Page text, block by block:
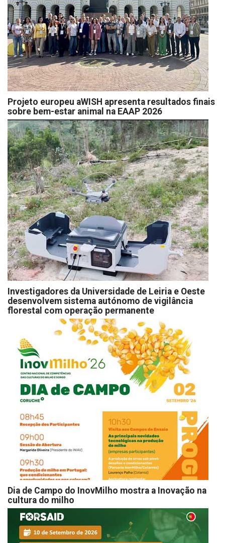
Projeto europeu aWISH apresenta resultados finais
sobre bem-estar animal na EAAP 2026
Investigadores da Universidade de Leiria e Oeste
desenvolvem sistema autónomo de vigilância
florestal com operação permanente
Dia de Campo do InovMilho mostra a Inovação na
cultura do milho